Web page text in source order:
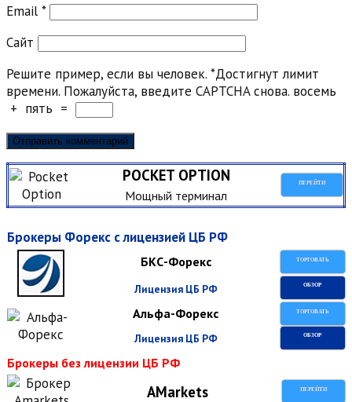
Email *
Сайт
Решите пример, если вы человек. *Достигнут лимит
времени. Пожалуйста, введите CAPTCHA снова. восемь
+ пять =
POCKET OPTION ПЕРЕЙТИ
Мощный терминал
Брокеры Форекс с лицензией ЦБ РФ
БКС-Форекс ТОРГОВАТЬ
Лицензия ЦБ РФ ОБЗОР
Альфа-Форекс ТОРГОВАТЬ
Лицензия ЦБ РФ ОБЗОР
Брокеры без лицензии ЦБ РФ
AMarkets ПЕРЕЙТИ